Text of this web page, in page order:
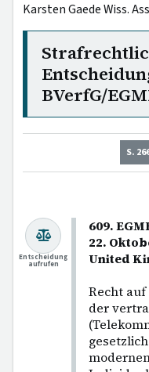
Karsten Gaede Wiss.
BVerfG/
S.
609.
22.
United
Recht
der
Entscheidung
aufrufen